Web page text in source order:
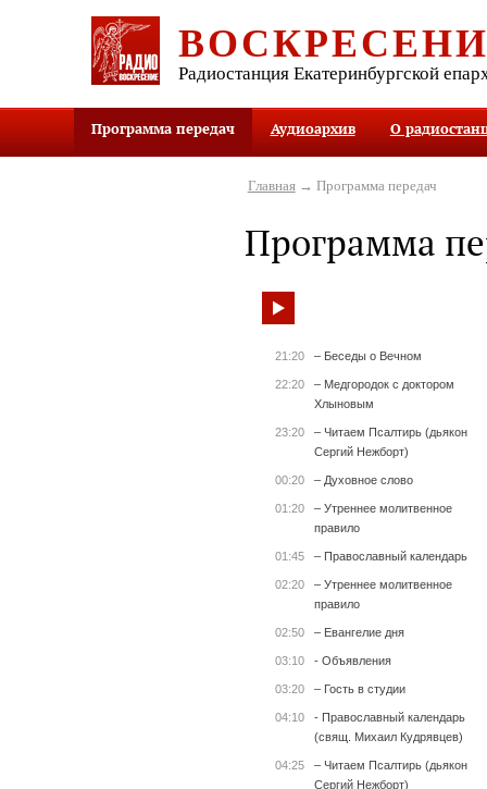
Радиостанция Екатеринбургской
Программа передач Аудиоархив О
Главная→ Программа передач
Программа
21:20 – Беседы о Вечном
22:20
– Медгородок с доктором
Хлыновым
23:20
– Читаем Псалтирь (дьякон
Сергий Нежборт)
00:20 – Духовное слово
01:20
– Утреннее молитвенное
правило
01:45 – Православный календарь
02:20
– Утреннее молитвенное
правило
02:50 – Евангелие дня
03:10 - Объявления
03:20 – Гость в студии
04:10
- Православный календарь
(свящ. Михаил Кудрявцев)
04:25
– Читаем Псалтирь (дьякон
Сергий Нежборт)